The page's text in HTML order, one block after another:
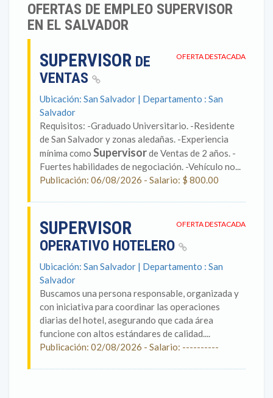
OFERTAS DE EMPLEO SUPERVISOR
EN EL SALVADOR
OFERTA DESTACADA
SUPERVISOR DE
VENTAS
Ubicación: San Salvador | Departamento : San
Salvador
Requisitos: -Graduado Universitario. -Residente
de San Salvador y zonas aledañas. -Experiencia
mínima como Supervisorde Ventas de 2 años. -
Fuertes habilidades de negociación. -Vehículo no...
Publicación: 06/08/2026 - Salario: $ 800.00
OFERTA DESTACADA
SUPERVISOR
OPERATIVO HOTELERO
Ubicación: San Salvador | Departamento : San
Salvador
Buscamos una persona responsable, organizada y
con iniciativa para coordinar las operaciones
diarias del hotel, asegurando que cada área
funcione con altos estándares de calidad....
Publicación: 02/08/2026 - Salario: ----------